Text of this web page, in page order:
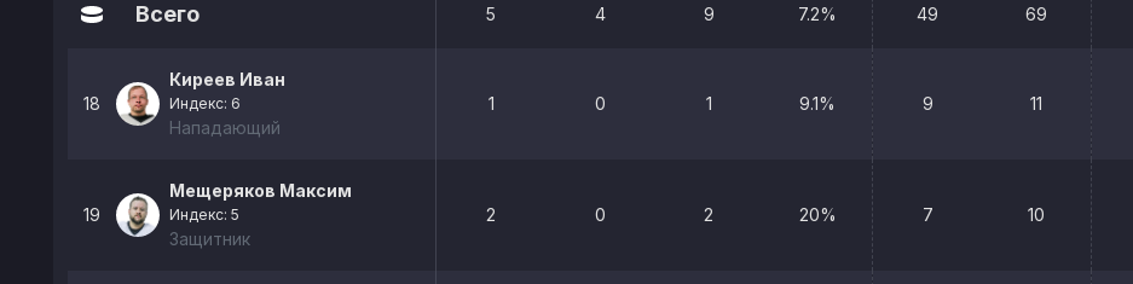
Всего 5 4 9 7.2% 49 69
18
Киреев Иван
Индекс: 6
Нападающий
1 0 1 9.1% 9 11
19
Мещеряков Максим
Индекс: 5
Защитник
2 0 2 20% 7 10